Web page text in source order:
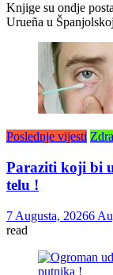
Knjige su ondje
Urueña u
Poslednje vijesti
Paraziti koji bi
telu !
7 Augusta, 20266
read